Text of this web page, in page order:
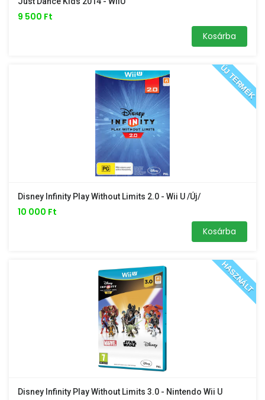
9 500 Ft
Kosárba
ÚJ TERMÉK
Disney Infinity Play Without Limits 2.0 - Wii U /Új/
10 000 Ft
Kosárba
HASZNÁLT
Disney Infinity Play Without Limits 3.0 - Nintendo Wii U